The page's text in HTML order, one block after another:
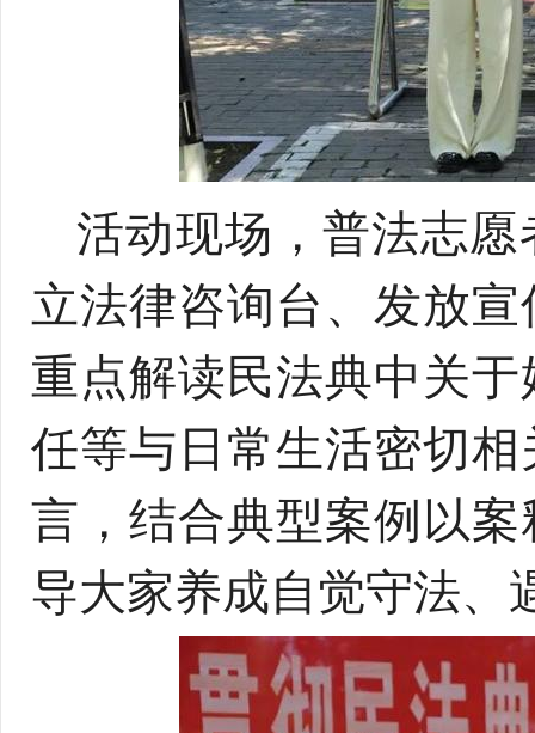
活动现场，普法志
立法律咨询台、发放
重点解读民法典中关
任等与日常生活密切
言，结合典型案例以
导大家养成自觉守法、